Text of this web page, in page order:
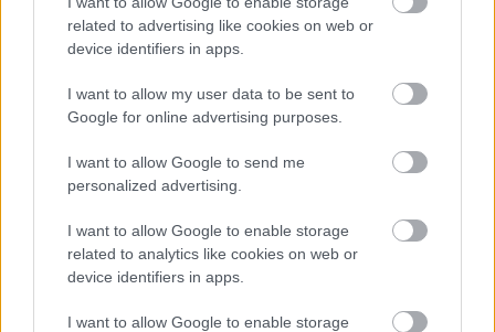
related to advertising like cookies on web or
device identifiers in apps.
I want to allow my user data to be sent to
Google for online advertising purposes.
I want to allow Google to send me
personalized advertising.
I want to allow Google to enable storage
related to analytics like cookies on web or
device identifiers in apps.
I want to allow Google to enable storage